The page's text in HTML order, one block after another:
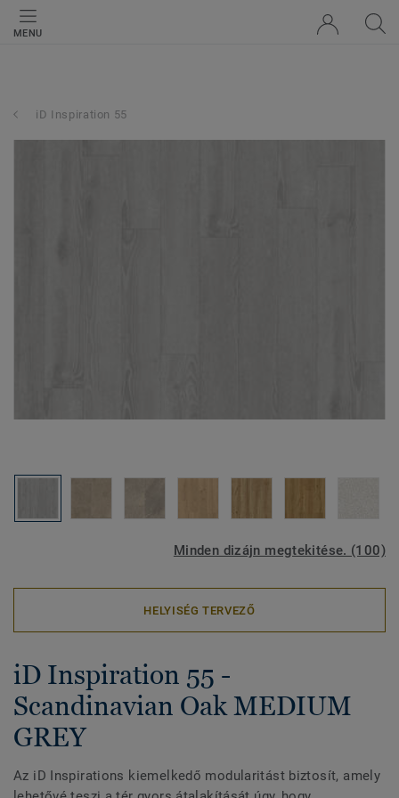
MENU
iD Inspiration 55
Minden dizájn megtekitése. (100)
HELYISÉG TERVEZŐ
iD Inspiration 55 -
Scandinavian Oak MEDIUM
GREY
Az iD Inspirations kiemelkedő modularitást biztosít, amely